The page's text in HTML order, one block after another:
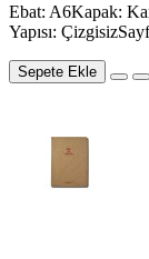
Ebat: A6Kapak:
Yapısı:
Sepete Ekle